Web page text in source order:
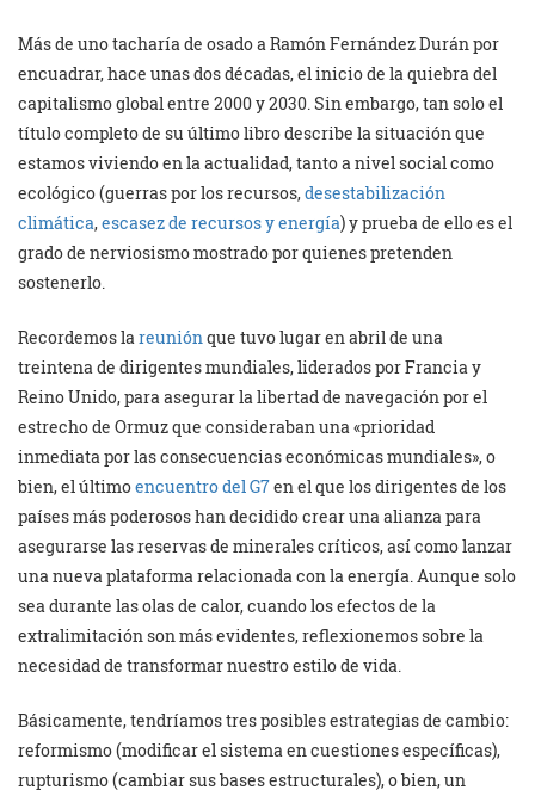
Más de uno tacharía de osado a Ramón Fernández Durán por
encuadrar, hace unas dos décadas, el inicio de la quiebra del
capitalismo global entre 2000 y 2030. Sin embargo, tan solo el
título completo de su último libro describe la situación que
estamos viviendo en la actualidad, tanto a nivel social como
ecológico (guerras por los recursos,desestabilización
climática,escasez de recursos y energía) y prueba de ello es el
grado de nerviosismo mostrado por quienes pretenden
sostenerlo.
Recordemos lareuniónque tuvo lugar en abril de una
treintena de dirigentes mundiales, liderados por Francia y
Reino Unido, para asegurar la libertad de navegación por el
estrecho de Ormuz que consideraban una «prioridad
inmediata por las consecuencias económicas mundiales», o
bien, el últimoencuentro del G7en el que los dirigentes de los
países más poderosos han decidido crear una alianza para
asegurarse las reservas de minerales críticos, así como lanzar
una nueva plataforma relacionada con la energía. Aunque solo
sea durante las olas de calor, cuando los efectos de la
extralimitación son más evidentes, reflexionemos sobre la
necesidad de transformar nuestro estilo de vida.
Básicamente, tendríamos tres posibles estrategias de cambio:
reformismo (modificar el sistema en cuestiones específicas),
rupturismo (cambiar sus bases estructurales), o bien, un